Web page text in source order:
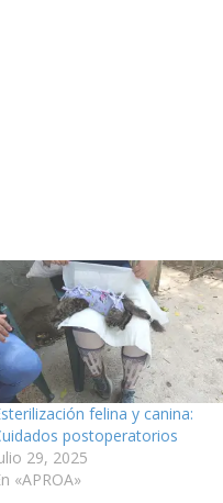
felina y canina:
postoperatorios
29, 2025
«APROA»